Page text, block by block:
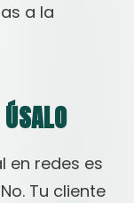
a la
en redes es
Tu cliente